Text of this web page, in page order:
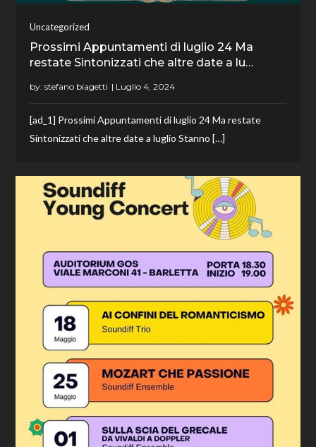
Uncategorized
Prossimi Appuntamenti di luglio 24 Ma
restate Sintonizzati che altre date a lu…
by:stefano biagetti
[ad_1] Prossimi Appuntamenti di luglio 24 Ma restate
Sintonizzati che altre date a luglio Stanno […]